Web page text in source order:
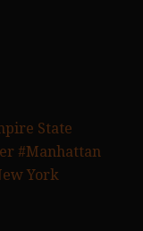
State
#Manhattan
York